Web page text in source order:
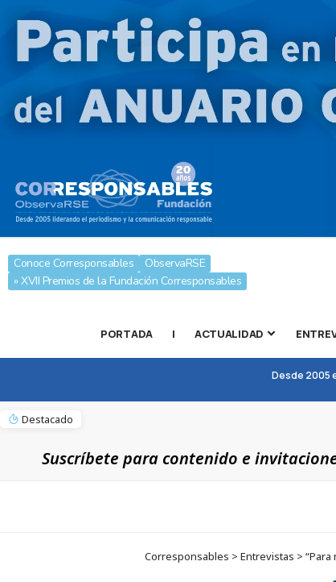
Conoce Corresponsables
ObservaRSE
» XVII Premios de la Fundación Corresponsables
PORTADA | ACTUALIDAD
Desde 2005
Destacado
Suscríbete para contenido e
Corresponsables > Entrevistas >